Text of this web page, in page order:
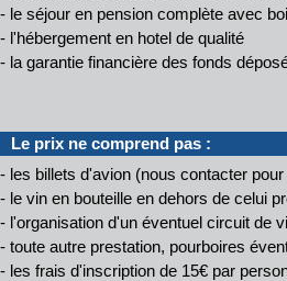
- le séjour en pension complète avec
- l'hébergement en hotel de qualité
- la garantie financière des fonds
Le prix ne comprend pas :
- les billets d'avion (nous contacter
- le vin en bouteille en dehors de celui
- l'organisation d'un éventuel circuit de
- toute autre prestation, pourboires
- les frais d'inscription de 15€ par